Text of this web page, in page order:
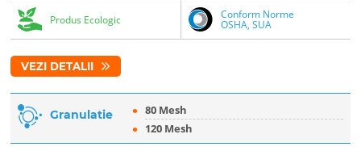
Produs Ecologic Conform Norme
OSHA, SUA
VEZI DETALII
Granulatie
80 Mesh
120 Mesh